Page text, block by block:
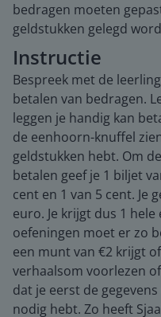
bedragen moeten
geldstukken gelegd
Instructie
Bespreek met de
betalen van bedragen.
leggen je handig kan
de eenhoorn-knuffel
geldstukken hebt. Om
betalen geef je 1 biljet
cent en 1 van 5 cent. Je
euro. Je krijgt dus 1
oefeningen moet er zo
een munt van €2 krijgt
verhaalsom voorlezen
dat je eerst de
nodig hebt. Zo heeft